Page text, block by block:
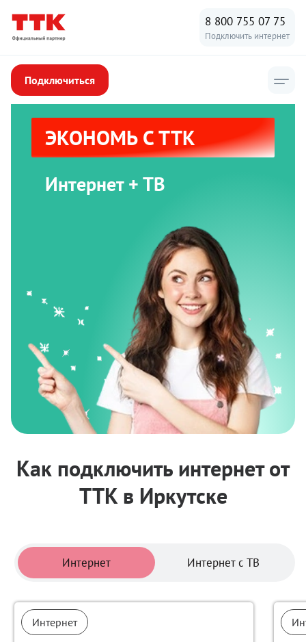
8 800 755 07 75
Подключить интернет
Подключиться
ЭКОНОМЬ С ТТК
Интернет + ТВ
Как подключить интернет от
ТТК в Иркутске
Интернет Интернет с ТВ
Тарифы
Интернет